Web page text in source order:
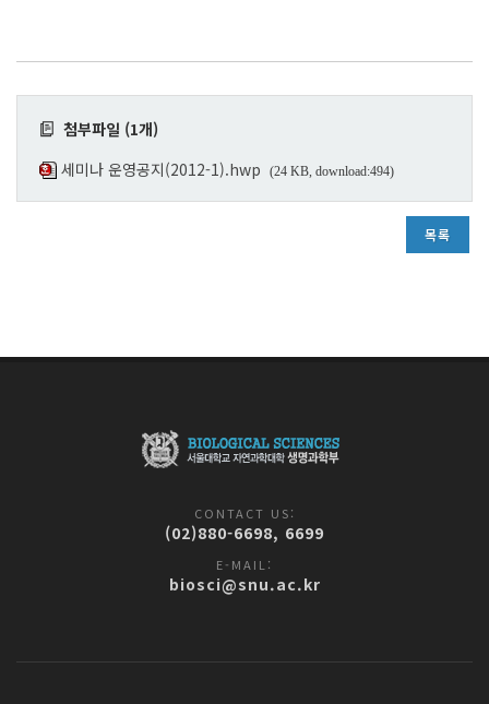
첨부파일 (1개)
세미나 운영공지(2012-1).hwp
(24 KB, download:494)
목록
CONTACT US:
(02)880-6698, 6699
E-MAIL:
biosci@snu.ac.kr